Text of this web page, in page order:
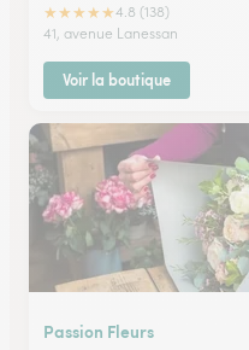
★★★★★4.8 (138)
41, avenue Lanessan
Voir la boutique
Passion Fleurs